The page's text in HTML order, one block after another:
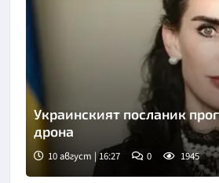
Украинският посланик
дрона
10 август | 16:27 0 1945